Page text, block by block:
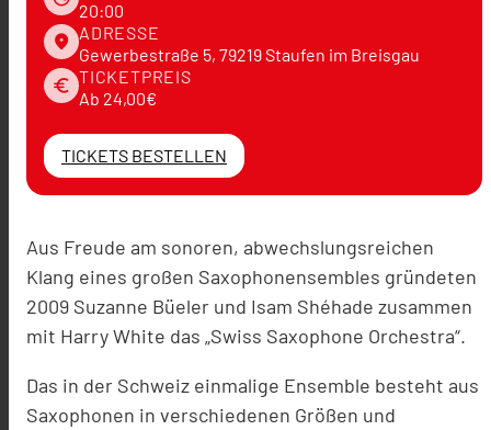
20:00
place ADRESSE
Gewerbestraße 5, 79219 Staufen im Breisgau
euro TICKETPREIS
Ab 24,00€
TICKETS BESTELLEN
Aus Freude am sonoren, abwechslungsreichen
Klang eines großen Saxophonensembles gründeten
2009 Suzanne Büeler und Isam Shéhade zusammen
mit Harry White das „Swiss Saxophone Orchestra“.
Das in der Schweiz einmalige Ensemble besteht aus
Saxophonen in verschiedenen Größen und